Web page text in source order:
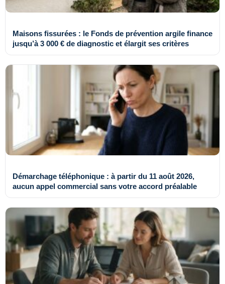
Maisons fissurées : le Fonds de prévention argile finance
jusqu’à 3 000 € de diagnostic et élargit ses critères
Démarchage téléphonique : à partir du 11 août 2026,
aucun appel commercial sans votre accord préalable